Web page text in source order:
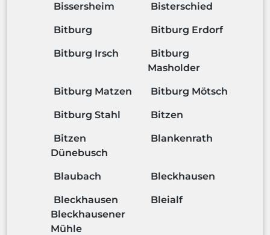
Bissersheim Bisterschied
Bitburg Bitburg Erdorf
Bitburg Irsch
Bitburg
Masholder
Bitburg Matzen Bitburg Mötsch
Bitburg Stahl Bitzen
Bitzen
Dünebusch
Blankenrath
Blaubach Bleckhausen
Bleckhausen
Bleckhausener
Mühle
Bleialf